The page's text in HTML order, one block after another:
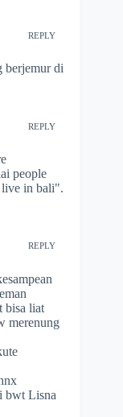
REPLY
berjemur di
REPLY
people
in bali".
REPLY
liat
merenung
bwt Lisna